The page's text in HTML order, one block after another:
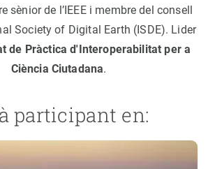
sènior de l’IEEE i membre del consell
Society of Digital Earth (ISDE). Lider
de Pràctica d'Interoperabilitat per a
Ciència Ciutadana.
participant en: